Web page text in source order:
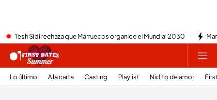
Tesh Sidi rechaza que Marruecos organice el Mundial 2030
Lo último A la carta Casting Playlist Nidito de amor